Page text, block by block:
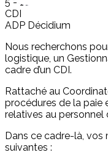
CDI
ADP Décidium
Nous recherchons
logistique, un
cadre d’un CDI.
Rattaché au
procédures de la paie
relatives au
Dans ce cadre-là, vos
suivantes :